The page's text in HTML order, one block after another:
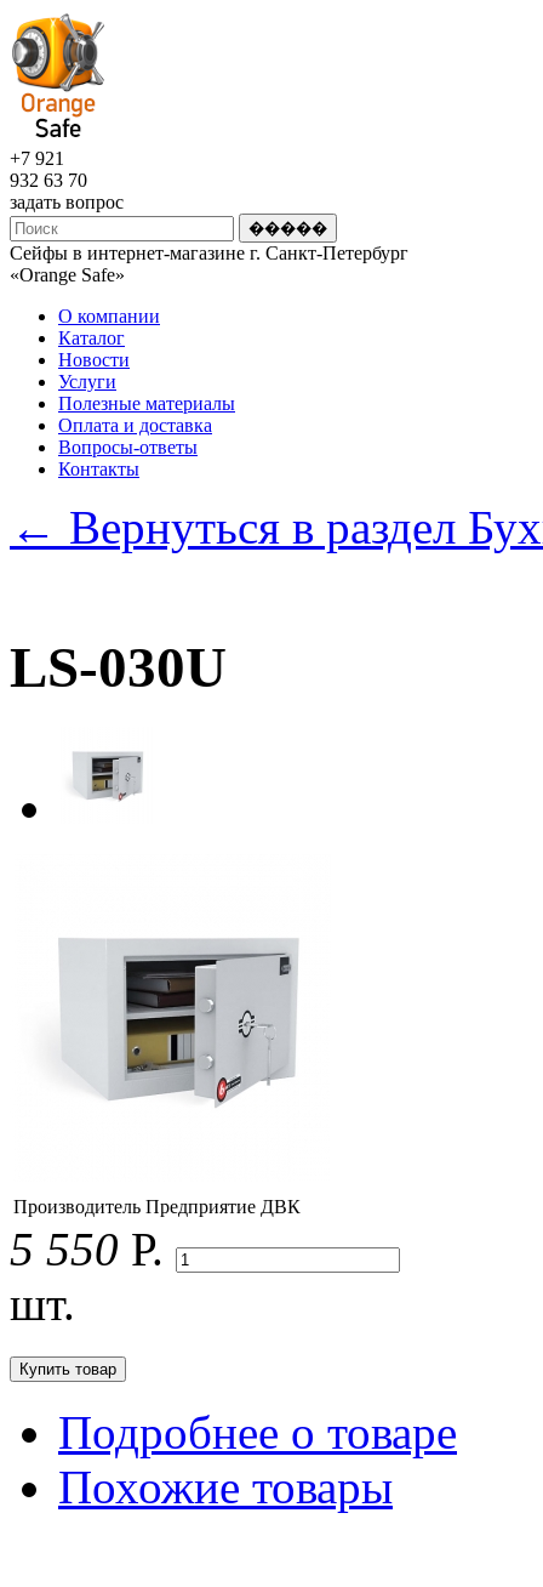
+7 921
932 63 70
задать вопрос
Сейфы в интернет-магазине г. Санкт-Петербург
«Оrange Safe»
О компании
Каталог
Новости
Услуги
Полезные материалы
Оплата и доставка
Вопросы-ответы
Контакты
← Вернуться в раздел
LS-030U
Производитель Предприятие ДВК
5 550 Р.
шт.
Подробнее о товаре
Похожие товары